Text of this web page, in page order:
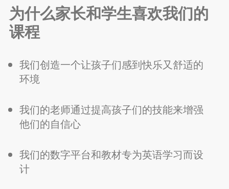
为什么家长和学生喜欢我们的
课程
我们创造一个让孩子们感到快乐又舒适的
环境
我们的老师通过提高孩子们的技能来增强
他们的自信心
我们的数字平台和教材专为英语学习而设
计